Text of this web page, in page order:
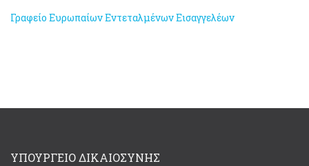
Γραφείο Ευρωπαίων Εντεταλμένων Εισαγγελέων
ΥΠΟΥΡΓΕΙΟ ΔΙΚΑΙΟΣΥΝΗΣ